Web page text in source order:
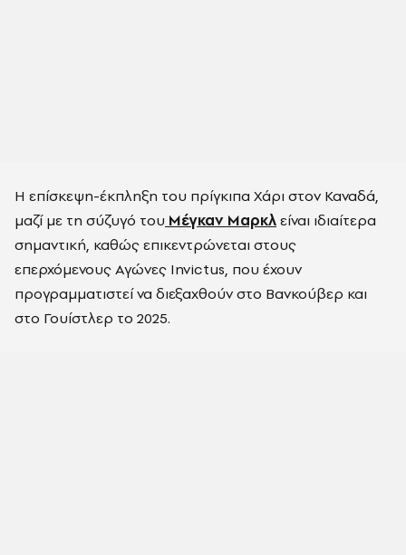
Η επίσκεψη-έκπληξη του πρίγκιπα Χάρι στον Καναδά,
μαζί με τη σύζυγό του Μέγκαν Μαρκλείναι ιδιαίτερα
σημαντική, καθώς επικεντρώνεται στους
επερχόμενους Αγώνες Invictus, που έχουν
προγραμματιστεί να διεξαχθούν στο Βανκούβερ και
στο Γουίστλερ το 2025.